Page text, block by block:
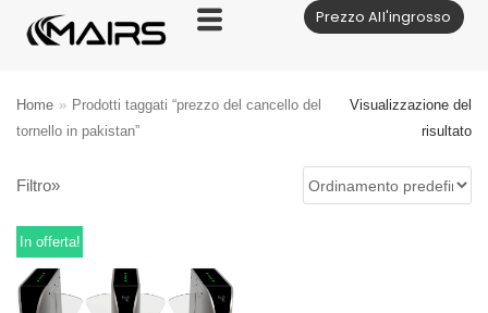
Vai
al
Prezzo All'ingrosso
Home » Prodotti taggati “prezzo del cancello del
tornello in pakistan”
Visualizzazione del
risultato
Filtro»
In offerta!